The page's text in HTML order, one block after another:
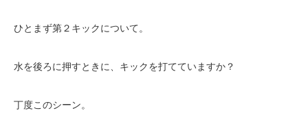
ひとまず第２キックについて。
水を後ろに押すときに、キックを打てていますか？
丁度このシーン。